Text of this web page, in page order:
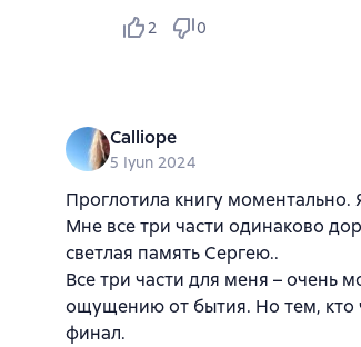
2 0
Calliope
5 Iyun 2024
Проглотила книгу моментально.
Мне все три части одинаково
светлая память Сергею..
Все три части для меня – очень
ощущению от бытия. Но тем, кто
финал.